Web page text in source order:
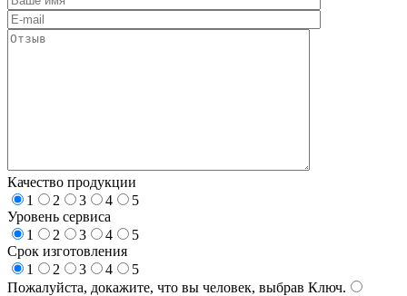
Качество продукции
1
2 3 4
5
Уровень сервиса
1
2 3 4
5
Срок изготовления
1
2 3 4
5
Пожалуйста, докажите, что вы человек, выбрав Ключ.